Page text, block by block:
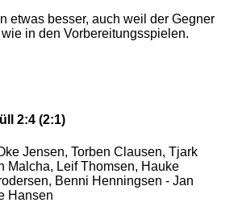
etwas besser, auch weil der Gegner
in den Vorbereitungsspielen.
2:4 (2:1)
Jensen, Torben Clausen, Tjark
Malcha, Leif Thomsen, Hauke
Benni Henningsen - Jan
Hansen